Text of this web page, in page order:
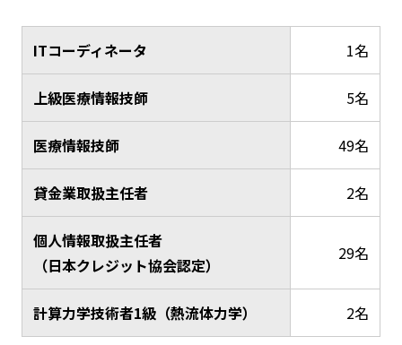
ITコーディネータ 1名
上級医療情報技師 5名
医療情報技師 49名
貸金業取扱主任者 2名
個人情報取扱主任者
（日本クレジット協会認定）
29名
計算力学技術者1級（熱流体力学） 2名